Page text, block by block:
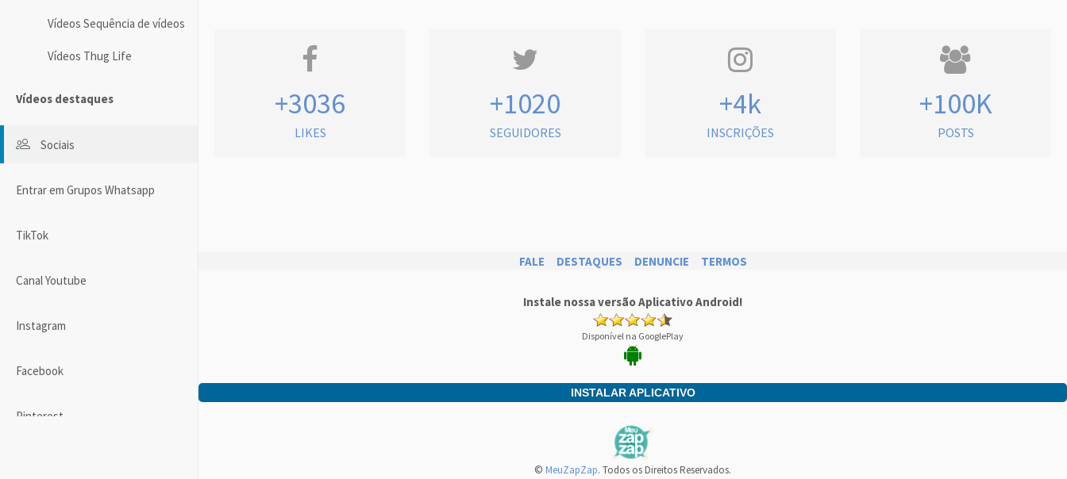
Vídeos Sequência de vídeos
Vídeos Thug Life
Vídeos destaques
Sociais
Entrar em Grupos Whatsapp
TikTok
Canal Youtube
Instagram
Facebook
Pinterest
+3036
LIKES
+1020
SEGUIDORES
+4k
INSCRIÇÕES
+100K
POSTS
FALE DESTAQUES DENUNCIE TERMOS
Instale nossa versão Aplicativo Android!
Disponível na GooglePlay
INSTALAR APLICATIVO
© MeuZapZap. Todos os Direitos Reservados.